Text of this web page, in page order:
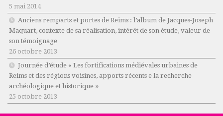
5 mai 2014
Anciens remparts et portes de Reims : l’album de Jacques-Joseph
Maquart, contexte de sa réalisation, intérêt de son étude, valeur de
son témoignage
26 octobre 2013
Journée d’étude « Les fortifications médiévales urbaines de
Reims et des régions voisines, apports récents e la recherche
archéologique et historique »
25 octobre 2013